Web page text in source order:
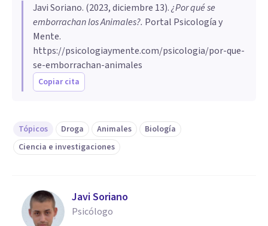
Javi Soriano. (2023, diciembre 13).¿Por qué se
emborrachan los Animales?. Portal Psicología y
Mente.
https://psicologiaymente.com/psicologia/por-que-
se-emborrachan-animales
Copiar cita
Tópicos Droga Animales
Biología
Ciencia e investigaciones
Javi Soriano
Psicólogo